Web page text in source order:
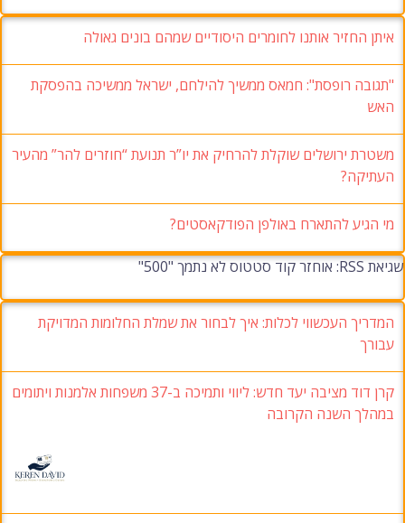
איתן החזיר אותנו לחומרים היסודיים שמהם בונים גאולה
"תגובה רופסת": חמאס ממשיך להילחם, ישראל ממשיכה בהפסקת
האש
משטרת ירושלים שוקלת להרחיק את יו”ר תנועת “חוזרים להר” מהעיר
העתיקה?
מי הגיע להתארח באולפן הפודקאסטים?
שגיאת RSS: אוחזר קוד סטטוס לא נתמך "500"
המדריך העכשווי לכלות: איך לבחור את שמלת החלומות המדויקת
עבורך
קרן דוד מציבה יעד חדש: ליווי ותמיכה ב-37 משפחות אלמנות ויתומים
במהלך השנה הקרובה